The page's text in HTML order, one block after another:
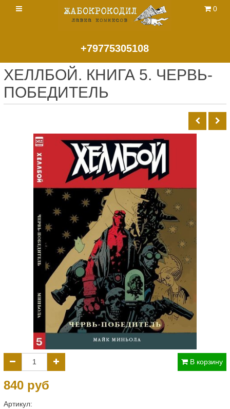
+79775305108
0
ХЕЛЛБОЙ. КНИГА 5. ЧЕРВЬ-
ПОБЕДИТЕЛЬ
В корзину
840 руб
Артикул: